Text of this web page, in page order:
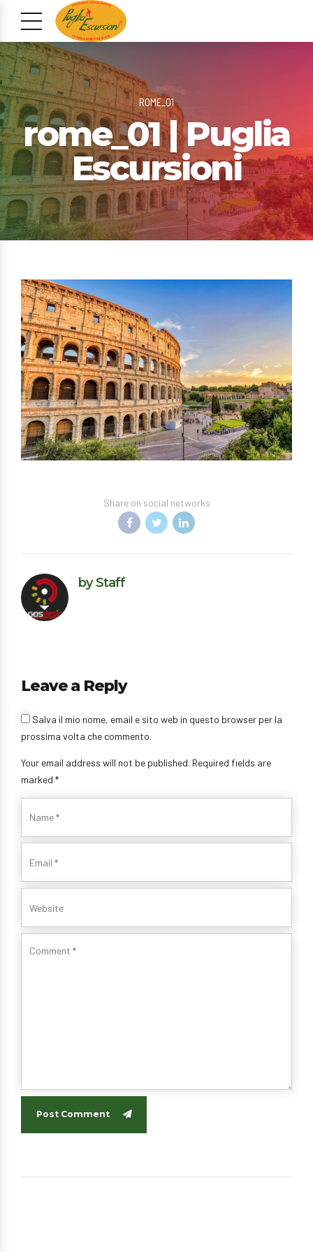
ROME_01
rome_01 | Puglia
Escursioni
Share on social networks
by Staff
Leave a Reply
Your email address will not be published. Required fields are
marked *
Salva il mio nome, email e sito web in questo browser per la
prossima volta che commento.
Post Comment